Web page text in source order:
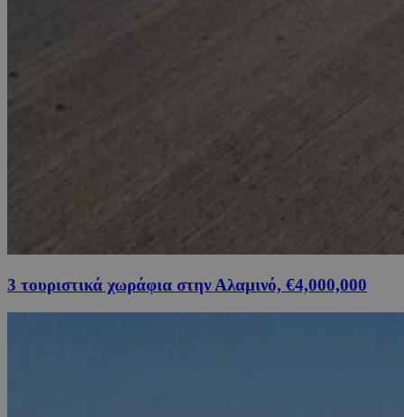
3 τουριστικά χωράφια στην Αλαμινό, €4,000,000